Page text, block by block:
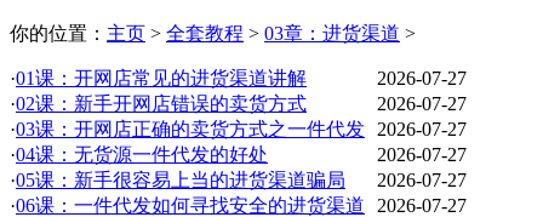
你的位置： 主页 > 全套教程 > 03章：进货渠道 >
·01课：开网店常见的进货渠道讲解
2026-07-27
·02课：新手开网店错误的卖货方式
2026-07-27
·03课：开网店正确的卖货方式之一件代发
2026-07-27
·04课：无货源一件代发的好处
2026-07-27
·05课：新手很容易上当的进货渠道骗局
2026-07-27
·06课：一件代发如何寻找安全的进货渠道
2026-07-27